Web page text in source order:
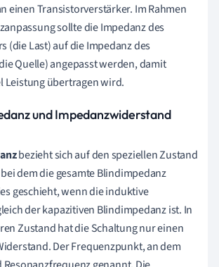
einen Transistorverstärker. Im Rahmen
sollte die Impedanz des
(die Last) auf die Impedanz des
Quelle) angepasst werden, damit
Leistung übertragen wird.
und Impedanzwiderstand
bezieht sich auf den speziellen Zustand
dem die gesamte Blindimpedanz
geschieht, wenn die induktive
der kapazitiven Blindimpedanz ist. In
Zustand hat die Schaltung nur einen
Der Frequenzpunkt, an dem